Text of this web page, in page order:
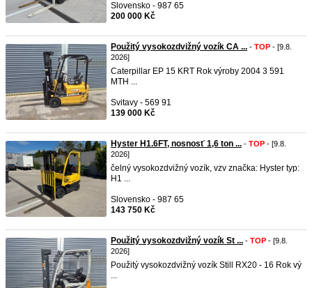
Slovensko - 987 65
200 000 Kč
Použitý vysokozdvižný vozík CA ... - TOP - [9.8.
2026]
Caterpillar EP 15 KRT Rok výroby 2004 3 591
MTH ...
Svitavy - 569 91
139 000 Kč
Hyster H1.6FT, nosnosť 1,6 ton ... - TOP - [9.8.
2026]
čelný vysokozdvižný vozík, vzv značka: Hyster typ:
H1 ...
Slovensko - 987 65
143 750 Kč
Použitý vysokozdvižný vozík St ... - TOP - [9.8.
2026]
Použitý vysokozdvižný vozík Still RX20 - 16 Rok vý
...